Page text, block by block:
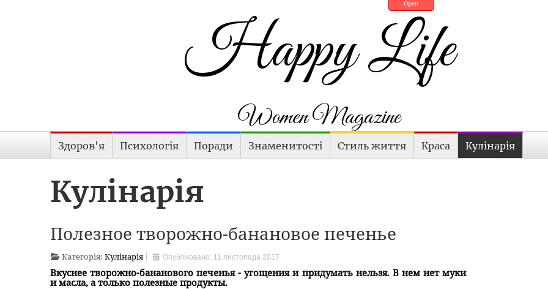
Open
Happy Life
Women Magazine
Здоров'я Психологія Поради Знаменитості Стиль життя Краса Кулінарія
Кулінарія
Полезное творожно-банановое печенье
Категорія:Кулінарія Опубліковано: 11 листопада 2017
Вкуснее творожно-бананового печенья - угощения и придумать нельзя. В нем нет муки
и масла, а только полезные продукты.